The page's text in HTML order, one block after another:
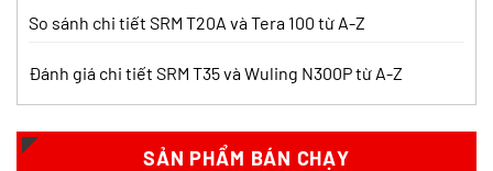
So sánh chi tiết SRM T20A và Tera 100 từ A-Z
Đánh giá chi tiết SRM T35 và Wuling N300P từ A-Z
SẢN PHẨM BÁN CHẠY